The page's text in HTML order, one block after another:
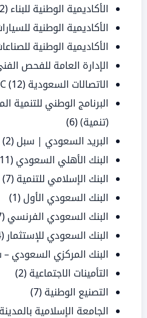
الأكاديمية الوطنية للبناء (2)
الأكاديمية الوطنية
الأكاديمية الوطنية
الإدارة العامة للفحص
الاتصالات السعودية STC (12)
البرنامج الوطني للتنمية
(تنمية)(6)
البريد السعودي | سبل (2)
البنك الأهلي السعودي (11)
البنك الإسلامي للتنمية (7)
البنك السعودي الأول (1)
البنك السعودي الفرنسي (7)
البنك السعودي للإستثمار (4)
البنك المركزي السعودي –
التأمينات الاجتماعية (2)
التصنيع الوطنية (7)
الجامعة الإسلامية